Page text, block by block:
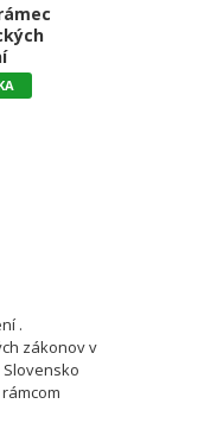
.
zákonov v